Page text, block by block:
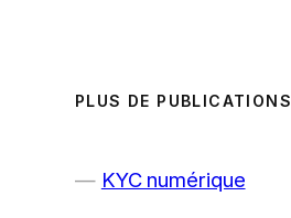
PLUS DE PUBLICATIONS
KYC numérique